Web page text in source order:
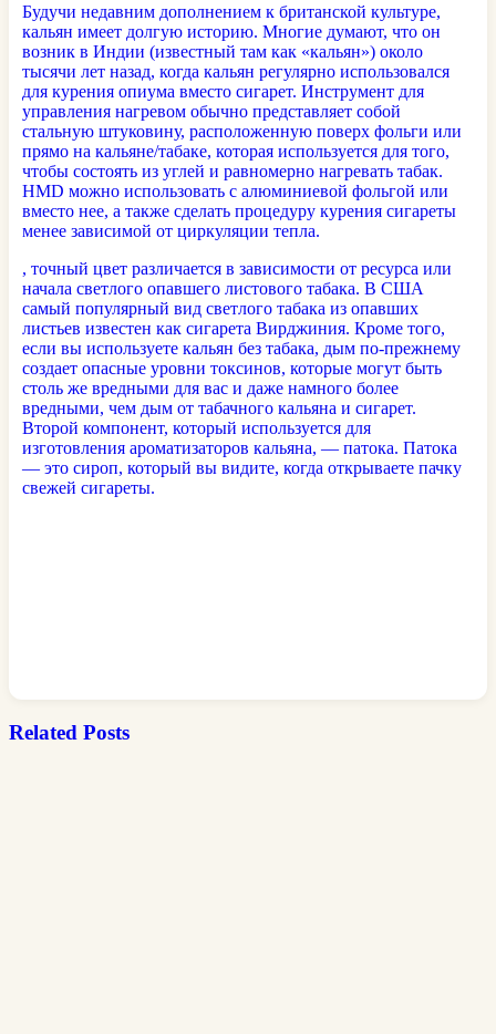
Будучи недавним дополнением к британской культуре,
кальян имеет долгую историю. Многие думают, что он
возник в Индии (известный там как «кальян») около
тысячи лет назад, когда кальян регулярно использовался
для курения опиума вместо сигарет. Инструмент для
управления нагревом обычно представляет собой
стальную штуковину, расположенную поверх фольги или
прямо на кальяне/табаке, которая используется для того,
чтобы состоять из углей и равномерно нагревать табак.
HMD можно использовать с алюминиевой фольгой или
вместо нее, а также сделать процедуру курения сигареты
менее зависимой от циркуляции тепла.
, точный цвет различается в зависимости от ресурса или
начала светлого опавшего листового табака. В США
самый популярный вид светлого табака из опавших
листьев известен как сигарета Вирджиния. Кроме того,
если вы используете кальян без табака, дым по-прежнему
создает опасные уровни токсинов, которые могут быть
столь же вредными для вас и даже намного более
вредными, чем дым от табачного кальяна и сигарет.
Второй компонент, который используется для
изготовления ароматизаторов кальяна, — патока. Патока
— это сироп, который вы видите, когда открываете пачку
свежей сигареты.
Related Posts